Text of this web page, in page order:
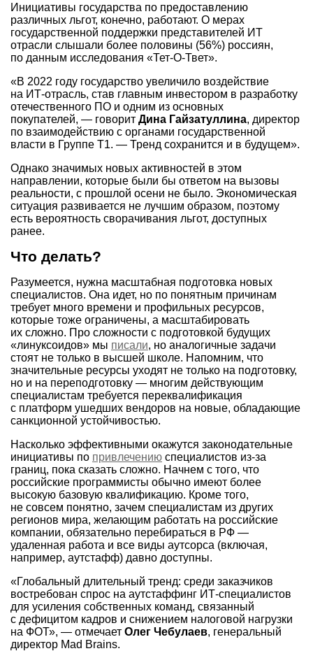
Инициативы государства по предоставлению
различных льгот, конечно, работают. О мерах
государственной поддержки представителей ИТ
отрасли слышали более половины (56%) россиян,
по данным исследования «Тет-О-Твет».
«В 2022 году государство увеличило воздействие
на ИТ-отрасль, став главным инвестором в разработку
отечественного ПО и одним из основных
покупателей, — говорит Дина Гайзатуллина, директор
по взаимодействию с органами государственной
власти в Группе Т1. — Тренд сохранится и в будущем».
Однако значимых новых активностей в этом
направлении, которые были бы ответом на вызовы
реальности, с прошлой осени не было. Экономическая
ситуация развивается не лучшим образом, поэтому
есть вероятность сворачивания льгот, доступных
ранее.
Что делать?
Разумеется, нужна масштабная подготовка новых
специалистов. Она идет, но по понятным причинам
требует много времени и профильных ресурсов,
которые тоже ограничены, а масштабировать
их сложно. Про сложности с подготовкой будущих
«линуксоидов» мы писали, но аналогичные задачи
стоят не только в высшей школе. Напомним, что
значительные ресурсы уходят не только на подготовку,
но и на переподготовку — многим действующим
специалистам требуется переквалификация
с платформ ушедших вендоров на новые, обладающие
санкционной устойчивостью.
Насколько эффективными окажутся законодательные
инициативы по привлечению специалистов из-за
границ, пока сказать сложно. Начнем с того, что
российские программисты обычно имеют более
высокую базовую квалификацию. Кроме того,
не совсем понятно, зачем специалистам из других
регионов мира, желающим работать на российские
компании, обязательно перебираться в РФ —
удаленная работа и все виды аутсорса (включая,
например, аутстафф) давно доступны.
«Глобальный длительный тренд: среди заказчиков
востребован спрос на аутстаффинг ИТ-специалистов
для усиления собственных команд, связанный
с дефицитом кадров и снижением налоговой нагрузки
на ФОТ», — отмечает Олег Чебулаев, генеральный
директор Mad Brains.